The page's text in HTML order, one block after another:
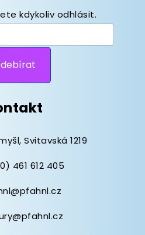
kdykoliv odhlásit.
Svitavská 1219
461 612 405